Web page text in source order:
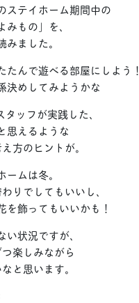
ステイホーム期間中の
みもの」を、
ました。
たんで遊べる部屋にしよう！
決めしてみようかな
ッフが実践した、
思えるような
方のヒントが。
ムは冬。
りでしてもいいし、
飾ってもいいかも！
状況ですが、
楽しみながら
と思います。